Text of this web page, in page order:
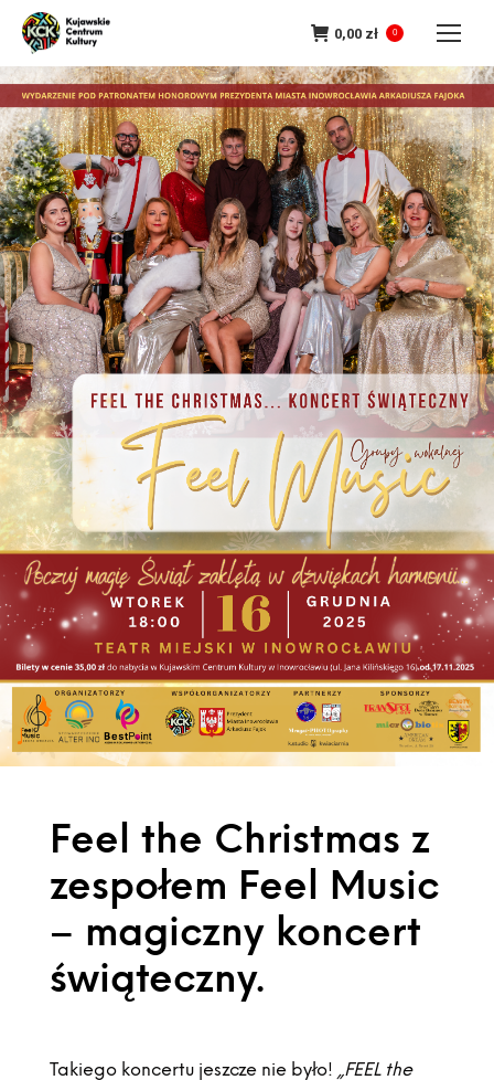
0,00 zł 0
Feel the Christmas z
zespołem Feel Music
– magiczny koncert
świąteczny.
Takiego koncertu jeszcze nie było! „FEEL the